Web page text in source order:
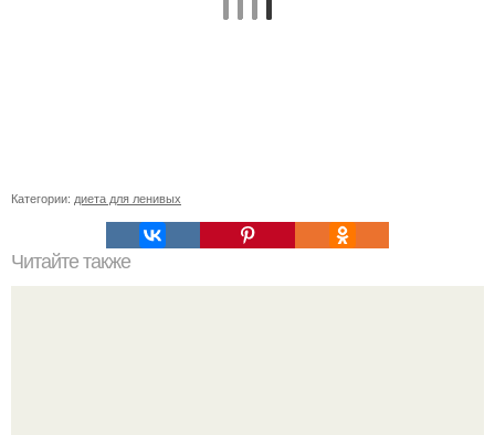
Категории: диета для ленивых
Читайте также